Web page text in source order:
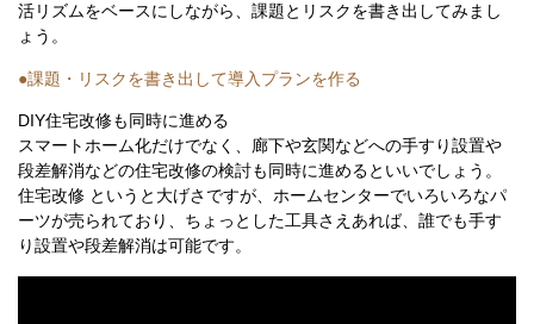
活リズムをベースにしながら、課題とリスクを書き出してみまし
ょう。
●課題・リスクを書き出して導入プランを作る
DIY住宅改修も同時に進める
スマートホーム化だけでなく、廊下や玄関などへの手すり設置や
段差解消などの住宅改修の検討も同時に進めるといいでしょう。
住宅改修 というと大げさですが、ホームセンターでいろいろなパ
ーツが売られており、ちょっとした工具さえあれば、誰でも手す
り設置や段差解消は可能です。